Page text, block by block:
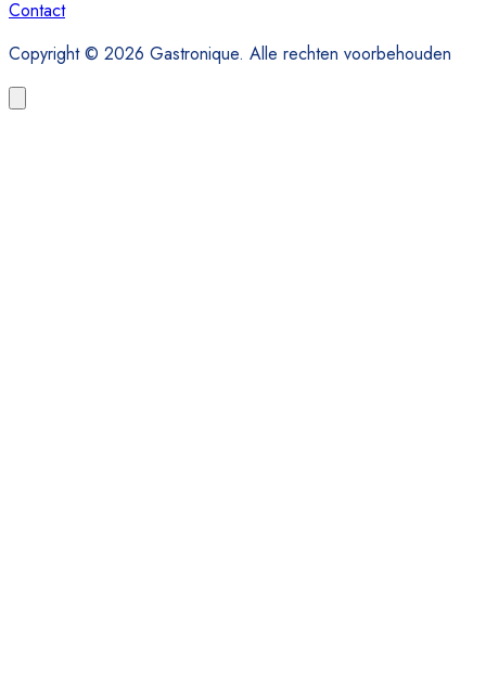
Contact
Copyright © 2026 Gastronique. Alle rechten voorbehouden